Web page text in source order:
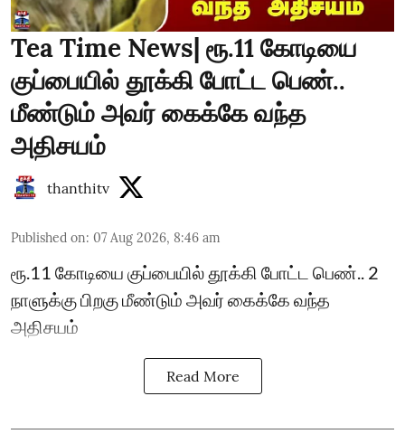
Tea Time News| ரூ.11 கோடியை
குப்பையில் தூக்கி போட்ட பெண்..
மீண்டும் அவர் கைக்கே வந்த
அதிசயம்
thanthitv
Published on: 07 Aug 2026, 8:46 am
ரூ.11 கோடியை குப்பையில் தூக்கி போட்ட பெண்.. 2
நாளுக்கு பிறகு மீண்டும் அவர் கைக்கே வந்த
அதிசயம்
Read More